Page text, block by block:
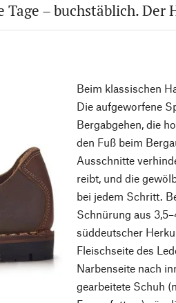
Tage – buchstäblich. Der
Beim klassischen
Die aufgeworfene
Bergabgehen, die
den Fuß beim
Ausschnitte
reibt, und die
bei jedem Schritt.
Schnürung aus
süddeutscher
Fleischseite des
Narbenseite nach
gearbeitete Schuh